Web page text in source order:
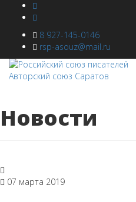
8 927-145-0146
rsp-asouz@mail.ru
Новости
07 марта 2019